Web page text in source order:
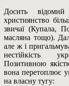
Досить
християнство
звичаї (Купала,
масляна тощо).
але ж і
нестійкість
Позитивною
вона перетоплює
на власну тугу: